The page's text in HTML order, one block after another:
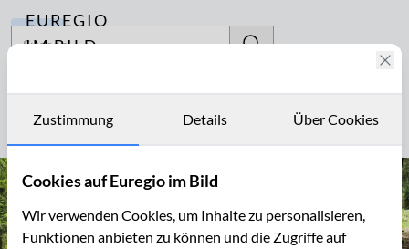
EUREGIO
IM BILD
Archiv
Kontakt
Archiv
Zustimmung Details Über Cookies
Cookies auf Euregio im Bild
Wir verwenden Cookies, um Inhalte zu personalisieren,
Funktionen anbieten zu können und die Zugriffe auf